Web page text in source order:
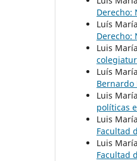
Derecho:
Luís
Derecho:
Luis
Luís
Bernardo
Luis
políticas
Luis
Facultad
Luis
Facultad